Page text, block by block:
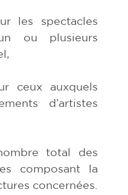
les spectacles
ou plusieurs
ceux auxquels
d’artistes
total des
composant la
concernées.